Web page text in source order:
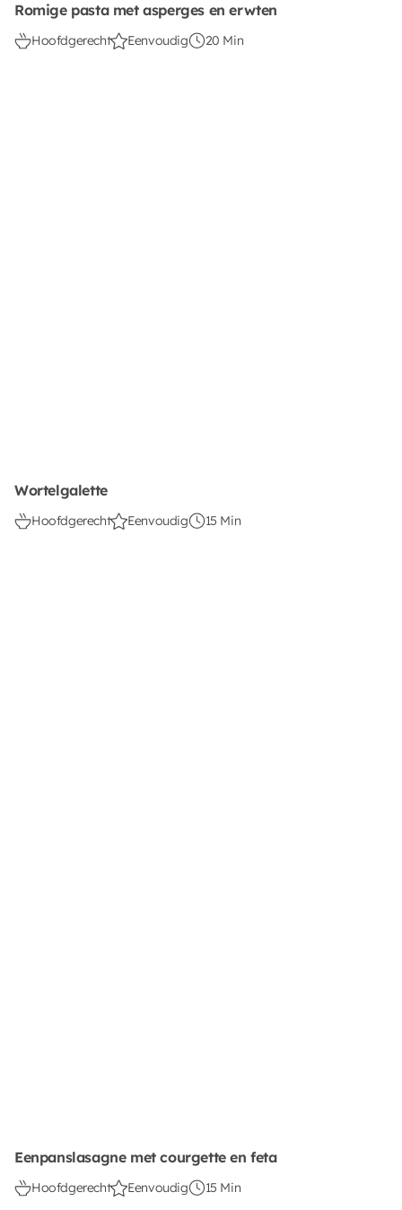
Romige pasta met asperges en erwten
Hoofdgerecht Eenvoudig 20 Min
Wortelgalette
Hoofdgerecht Eenvoudig 15 Min
Eenpanslasagne met courgette en feta
Hoofdgerecht Eenvoudig 15 Min